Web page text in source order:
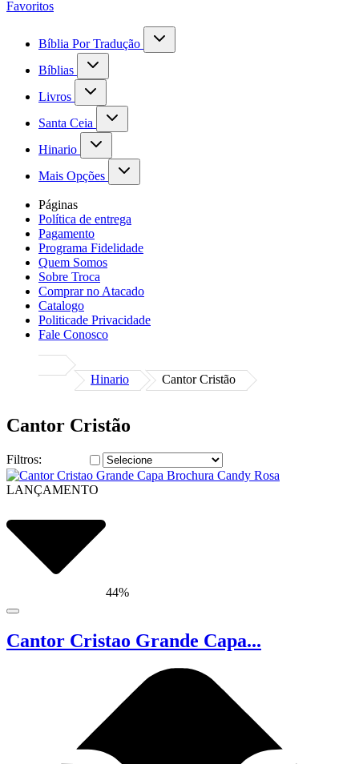
Favoritos
Bíblia Por Tradução
Bíblias
Livros
Santa Ceia
Hinario
Mais Opções
Páginas
Política de entrega
Pagamento
Programa Fidelidade
Quem Somos
Sobre Troca
Comprar no Atacado
Catalogo
Politicade Privacidade
Fale Conosco
Hinario Cantor Cristão
Cantor Cristão
Filtros:
LANÇAMENTO
44%
Cantor Cristao Grande Capa...